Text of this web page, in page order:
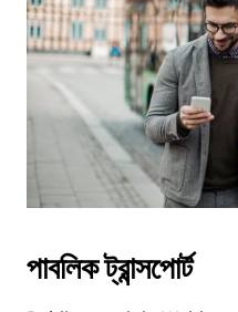
পাবলিক ট্রান্সপোর্ট